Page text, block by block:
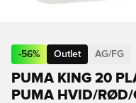
-56% Outlet AG/FG
PUMA KING 20
PUMA HVID/RØD/